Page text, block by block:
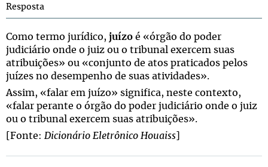
Resposta
Como termo jurídico, juízo é «órgão do poder
judiciário onde o juiz ou o tribunal exercem suas
atribuições» ou «conjunto de atos praticados pelos
juízes no desempenho de suas atividades».
Assim, «falar em juízo» significa, neste contexto,
«falar perante o órgão do poder judiciário onde o juiz
ou o tribunal exercem suas atribuições».
[Fonte: Dicionário Eletrônico Houaiss